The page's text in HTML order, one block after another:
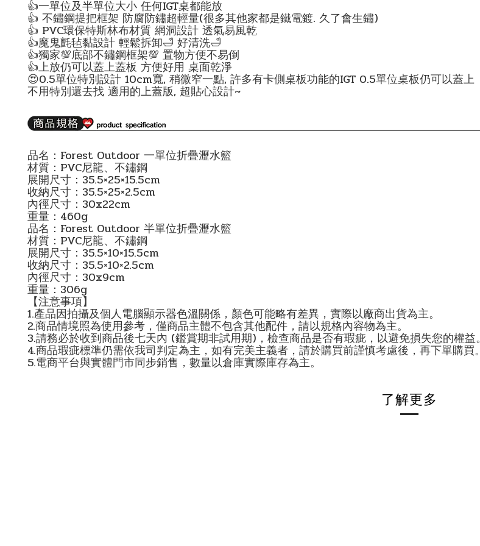
👍一單位及半單位大小 任何IGT桌都能放
👍 不鏽鋼提把框架 防腐防鏽超輕量(很多其他家都是鐵電鍍. 久了會生鏽)
👍 PVC環保特斯林布材質 網洞設計 透氣易風乾
👍魔鬼氈毡黏設計 輕鬆拆卸🛁 好清洗🛁
👍獨家💯底部不鏽鋼框架💯 置物方便不易倒
👍上放仍可以蓋上蓋板 方便好用 桌面乾淨
😍0.5單位特別設計 10cm寬, 稍微窄一點, 許多有卡側桌板功能的IGT 0.5單位桌板仍可以蓋上
不用特別還去找 適用的上蓋版, 超貼心設計~
品名：Forest Outdoor 一單位折疊瀝水籃
材質：PVC尼龍、不鏽鋼
展開尺寸：35.5×25×15.5cm
收納尺寸：35.5×25×2.5cm
內徑尺寸：30x22cm
重量：460g
品名：Forest Outdoor 半單位折疊瀝水籃
材質：PVC尼龍、不鏽鋼
展開尺寸：35.5×10×15.5cm
收納尺寸：35.5×10×2.5cm
內徑尺寸：30x9cm
重量：306g
【注意事項】
1.產品因拍攝及個人電腦顯示器色溫關係，顏色可能略有差異，實際以廠商出貨為主。
2.商品情境照為使用參考，僅商品主體不包含其他配件，請以規格內容物為主。
3.請務必於收到商品後七天內 (鑑賞期非試用期)，檢查商品是否有瑕疵，以避免損失您的權益。
4.商品瑕疵標準仍需依我司判定為主，如有完美主義者，請於購買前謹慎考慮後，再下單購買。
5.電商平台與實體門市同步銷售，數量以倉庫實際庫存為主。
了解更多